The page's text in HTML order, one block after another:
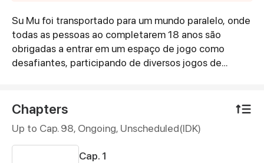
Synopsis
Su Mu foi transportado para um mundo paralelo, onde
todas as pessoas ao completarem 18 anos são
obrigadas a entrar em um espaço de jogo como
desafiantes, participando de diversos jogos de
desafios em diferentes cenários ao redor do mundo,
lutando incansavelmente para se tornar o vencedor.
Chapters
Up to Cap. 98, Ongoing, Unscheduled(IDK)
Cap. 1